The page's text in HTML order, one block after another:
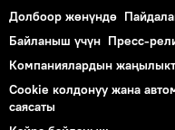
Долбоор жөнүндө
Байланыш үчүн Пресс-
Компаниялардын
Cookie колдонуу жана
саясаты